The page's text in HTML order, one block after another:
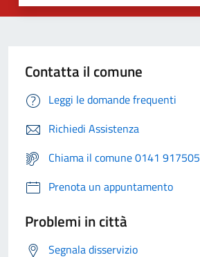
Contatta il comune
Leggi le domande frequenti
Richiedi Assistenza
Chiama il comune 0141 917505
Prenota un appuntamento
Problemi in città
Segnala disservizio